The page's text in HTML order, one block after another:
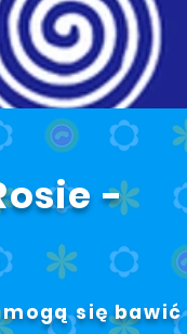
-
się bawić